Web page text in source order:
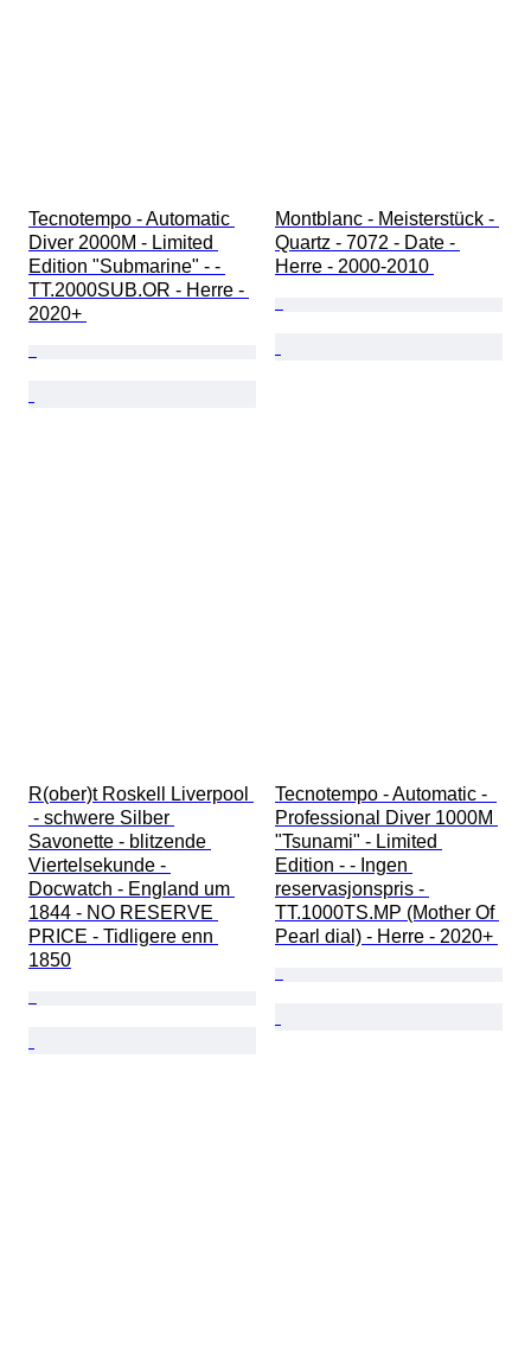
Tecnotempo - Automatic
Diver 2000M - Limited
Edition "Submarine" - -
TT.2000SUB.OR - Herre -
2020+
Montblanc - Meisterstück -
Quartz - 7072 - Date -
Herre - 2000-2010
R(ober)t Roskell Liverpool
- schwere Silber
Savonette - blitzende
Viertelsekunde -
Docwatch - England um
1844 - NO RESERVE
PRICE - Tidligere enn
1850
Tecnotempo - Automatic -
Professional Diver 1000M
"Tsunami" - Limited
Edition - - Ingen
reservasjonspris -
TT.1000TS.MP (Mother Of
Pearl dial) - Herre - 2020+